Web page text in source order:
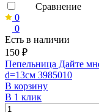
Сравнение
0
0
Есть в наличии
150 ₽
Пепельница Дайте
d=13см 3985010
В корзину
В 1 клик